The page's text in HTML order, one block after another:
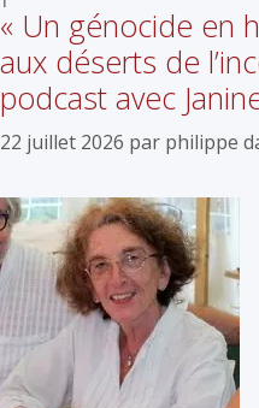
« Un génocide en
aux déserts de
podcast avec
22 juillet 2026 par philippe